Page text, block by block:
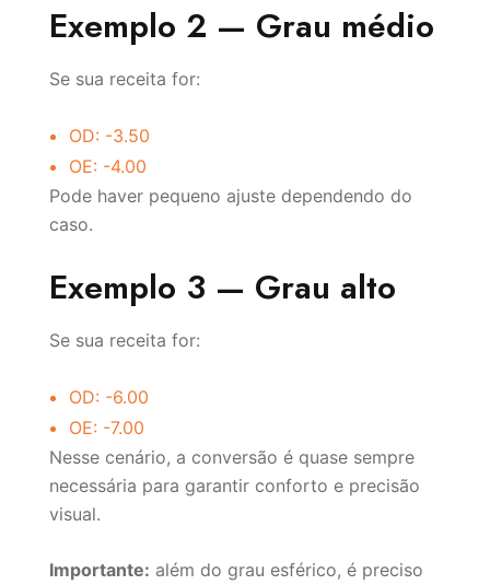
Exemplo 2 — Grau médio
Se sua receita for:
OD: -3.50
OE: -4.00
Pode haver pequeno ajuste dependendo do
caso.
Exemplo 3 — Grau alto
Se sua receita for:
OD: -6.00
OE: -7.00
Nesse cenário, a conversão é quase sempre
necessária para garantir conforto e precisão
visual.
Importante: além do grau esférico, é preciso